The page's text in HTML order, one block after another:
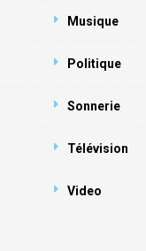
Musique
Politique
Sonnerie
Télévision
Video